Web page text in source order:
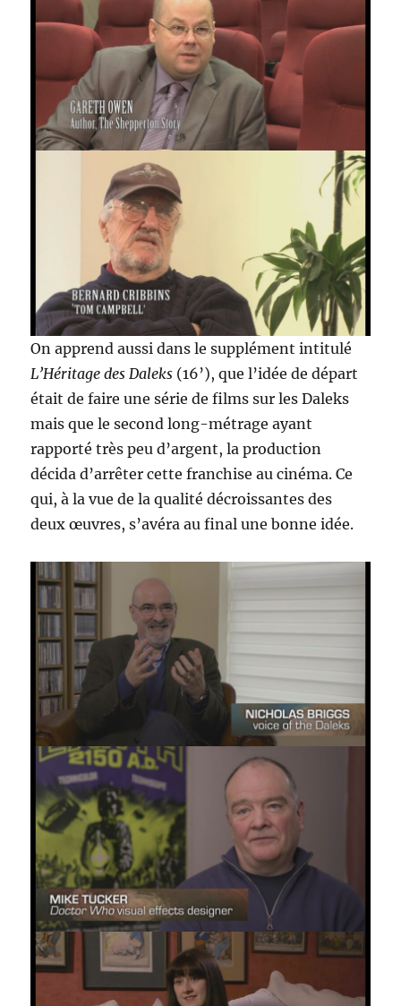
On apprend aussi dans le supplément intitulé
L’Héritage des Daleks (16’), que l’idée de départ
était de faire une série de films sur les Daleks
mais que le second long-métrage ayant
rapporté très peu d’argent, la production
décida d’arrêter cette franchise au cinéma. Ce
qui, à la vue de la qualité décroissantes des
deux œuvres, s’avéra au final une bonne idée.